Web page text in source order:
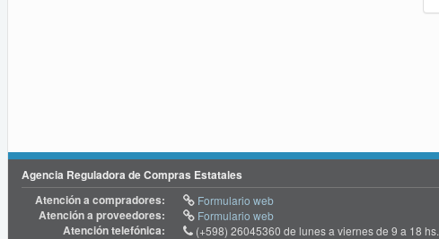
Agencia Reguladora de Compras Estatales
Atención a compradores:
Formulario web
Atención a proveedores: Formulario web
Atención telefónica: (+598) 26045360 de lunes a viernes de 9 a 18 hs.